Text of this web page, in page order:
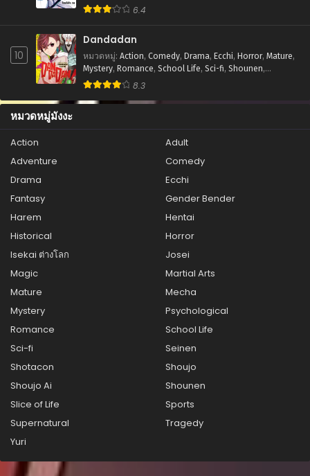
กรกฎาคม 31, 2025
ตอนที่ 103
กรกฎาคม 31, 2025
ตอนที่ 102
กรกฎาคม 31, 2025
ตอนที่ 101
ตอนที่ 100
ตอนที่ 99
กรกฎาคม 31, 2025
ตอนที่ 98
กรกฎาคม 31, 2025
ตอนที่ 97
ตอนที่ 96
กรกฎาคม 31, 2025
ตอนที่ 95
กรกฎาคม 31, 2025
กรกฎาคม 31, 2025
กรกฎาคม 31, 2025
6.4
10
Dandadan
หมวดหมู่: Action, Comedy, Drama, Ecchi, Horror, Mature,
Mystery, Romance, School Life, Sci-fi, Shounen,
Supernatural 8.3
หมวดหมู่มังงะ
Action
Adult
Adventure
Comedy
Drama
Ecchi
Fantasy
Gender Bender
Harem
Hentai
Historical
Horror
Isekai ต่างโลก
Josei
Magic
Martial Arts
Mature
Mecha
Mystery
Psychological
Romance
School Life
Sci-fi
Seinen
Shotacon
Shoujo
Shoujo Ai
Shounen
Slice of Life
Sports
Supernatural
Tragedy
Yuri